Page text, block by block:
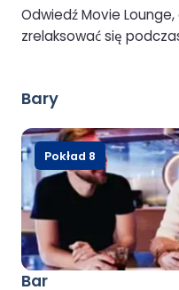
Odwiedź Movie
zrelaksować się
Bary
Bar
Pokład 8